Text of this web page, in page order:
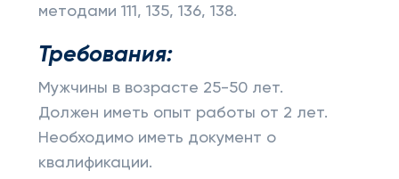
методами 111, 135, 136, 138.
Требования:
Мужчины в возрасте 25-50 лет.
Должен иметь опыт работы от 2 лет.
Необходимо иметь документ о
квалификации.